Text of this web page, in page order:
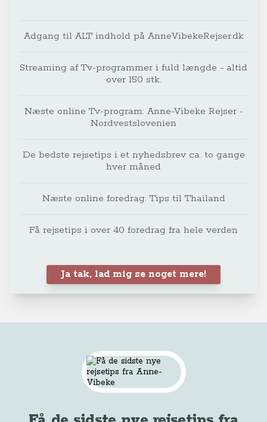
Adgang til ALT indhold på AnneVibekeRejser.dk
Streaming af Tv-programmer i fuld længde - altid
over 150 stk.
Næste online Tv-program: Anne-Vibeke Rejser -
Nordvestslovenien
De bedste rejsetips i et nyhedsbrev ca. to gange
hver måned
Næste online foredrag: Tips til Thailand
Få rejsetips i over 40 foredrag fra hele verden
Ja tak, lad mig se noget mere!